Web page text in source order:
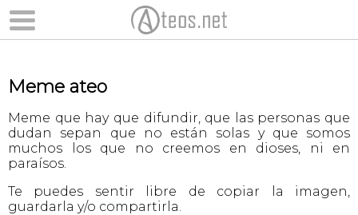
Meme ateo
Meme que hay que difundir, que las personas que
dudan sepan que no están solas y que somos
muchos los que no creemos en dioses, ni en
paraísos.
Te puedes sentir libre de copiar la imagen,
guardarla y/o compartirla.